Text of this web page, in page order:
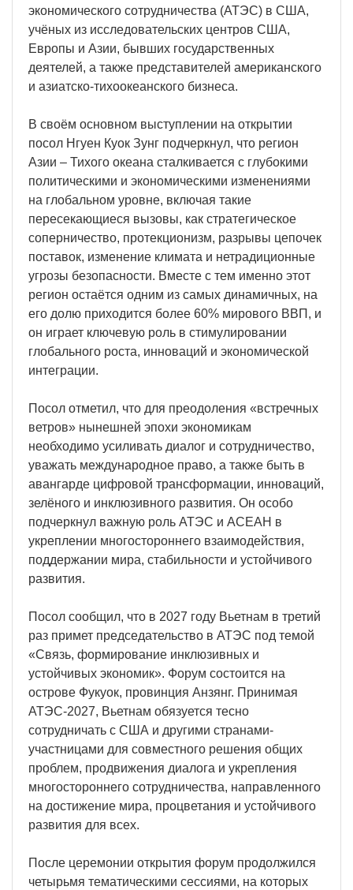
экономического сотрудничества (АТЭС) в США,
учёных из исследовательских центров США,
Европы и Азии, бывших государственных
деятелей, а также представителей американского
и азиатско-тихоокеанского бизнеса.
В своём основном выступлении на открытии
посол Нгуен Куок Зунг подчеркнул, что регион
Азии – Тихого океана сталкивается с глубокими
политическими и экономическими изменениями
на глобальном уровне, включая такие
пересекающиеся вызовы, как стратегическое
соперничество, протекционизм, разрывы цепочек
поставок, изменение климата и нетрадиционные
угрозы безопасности. Вместе с тем именно этот
регион остаётся одним из самых динамичных, на
его долю приходится более 60% мирового ВВП, и
он играет ключевую роль в стимулировании
глобального роста, инноваций и экономической
интеграции.
Посол отметил, что для преодоления «встречных
ветров» нынешней эпохи экономикам
необходимо усиливать диалог и сотрудничество,
уважать международное право, а также быть в
авангарде цифровой трансформации, инноваций,
зелёного и инклюзивного развития. Он особо
подчеркнул важную роль АТЭС и АСЕАН в
укреплении многостороннего взаимодействия,
поддержании мира, стабильности и устойчивого
развития.
Посол сообщил, что в 2027 году Вьетнам в третий
раз примет председательство в АТЭС под темой
«Связь, формирование инклюзивных и
устойчивых экономик». Форум состоится на
острове Фукуок, провинция Анзянг. Принимая
АТЭС-2027, Вьетнам обязуется тесно
сотрудничать с США и другими странами-
участницами для совместного решения общих
проблем, продвижения диалога и укрепления
многостороннего сотрудничества, направленного
на достижение мира, процветания и устойчивого
развития для всех.
После церемонии открытия форум продолжился
четырьмя тематическими сессиями, на которых